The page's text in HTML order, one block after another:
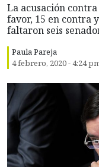
La acusación
favor, 15 en contra
faltaron seis
Paula Pareja
4 febrero, 2020 - 4:24